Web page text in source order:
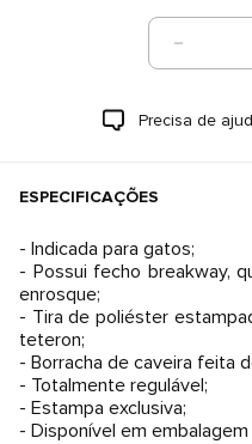
Precisa de
ESPECIFICAÇÕES
- Indicada para gatos;
- Possui fecho breakway,
enrosque;
- Tira de poliéster
teteron;
- Borracha de caveira feita
- Totalmente regulável;
- Estampa exclusiva;
- Disponível em embalagem